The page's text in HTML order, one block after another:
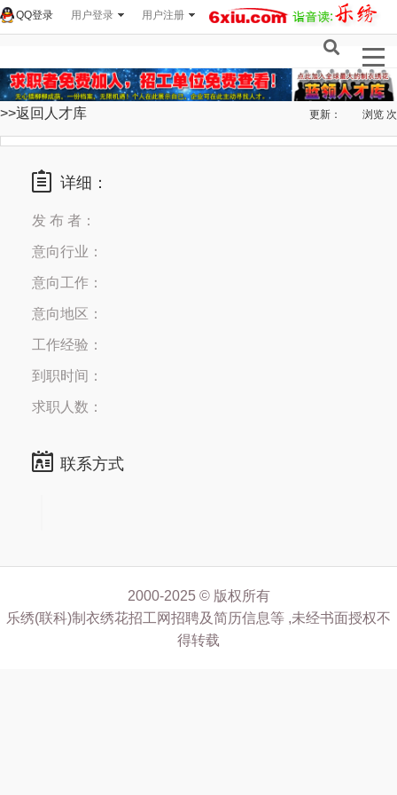
用户登录 用户注册
QQ登录
>>返回人才库 更新： 浏览 次
详细：
发 布 者：
意向行业：
意向工作：
意向地区：
工作经验：
到职时间：
求职人数：
联系方式
2000-2025 © 版权所有
乐绣(联科)制衣绣花招工网招聘及简历信息等 ,未经书面授权不
得转载